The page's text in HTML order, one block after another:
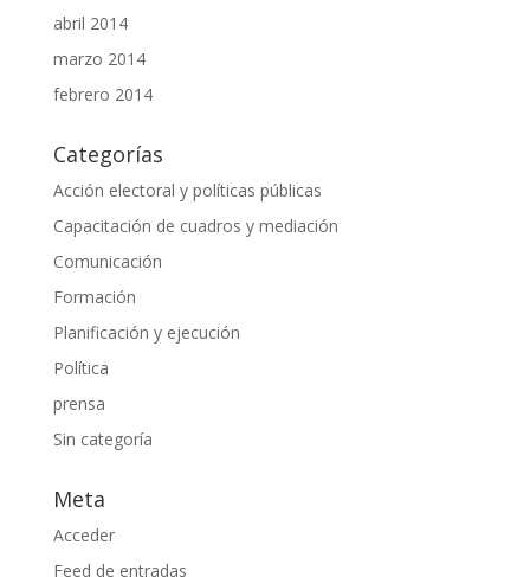
abril 2014
marzo 2014
febrero 2014
Categorías
Acción electoral y políticas públicas
Capacitación de cuadros y mediación
Comunicación
Formación
Planificación y ejecución
Política
prensa
Sin categoría
Meta
Acceder
Feed de entradas